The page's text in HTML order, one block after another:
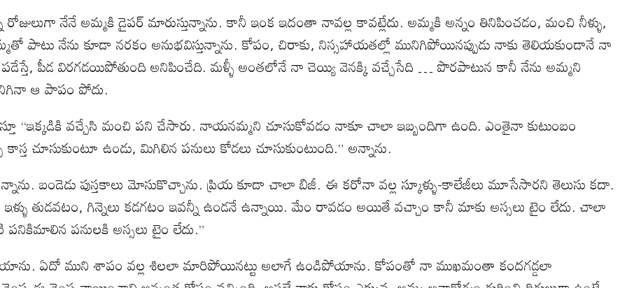
నేనే అమ్మకి డైపర్ మారుస్తున్నాను. కానీ ఇంక ఇదంతా నావల్ల కావట్లేదు. అమ్మకి అన్నం తినిపించడం, మంచి నీళ్ళు,
పాటు నేను కూడా నరకం అనుభవిస్తున్నాను. కోపం, చిరాకు, నిస్సహాయతల్లో మునిగిపోయినప్పుడు నాకు తెలియకుండానే నా
పీడ విరగడయిపోతుంది అనిపించేది. మళ్ళీ అంతలోనే నా చెయ్యి వెనక్కి వచ్చేసేది … పొరపాటున కానీ నేను అమ్మని
ఆ పాపం పోదు.
“ఇక్కడికి వచ్చేసి మంచి పని చేసారు. నాయనమ్మని చూసుకోవడం నాకూ చాలా ఇబ్బందిగా ఉంది. ఎంతైనా కుటుంబం
చూసుకుంటూ ఉండు, మిగిలిన పనులు కోడలు చూసుకుంటుంది.” అన్నాను.
బండెడు పుస్తకాలు మోసుకొచ్చాను. ప్రియ కూడా చాలా బిజీ. ఈ కరోనా వల్ల స్కూళ్ళు-కాలేజీలు మూసేసారని తెలుసు కదా.
తుడవటం, గిన్నెలు కడగటం ఇవన్నీ ఉండనే ఉన్నాయి. మేం రావడం అయితే వచ్చాం కానీ మాకు అస్సలు టైం లేదు. చాలా
పనులకి అస్సలు టైం లేదు.”
ఏదో ముని శాపం వల్ల శిలలా మారిపోయినట్టు అలాగే ఉండిపోయాను. కోపంతో నా ముఖమంతా కందగడ్డలా